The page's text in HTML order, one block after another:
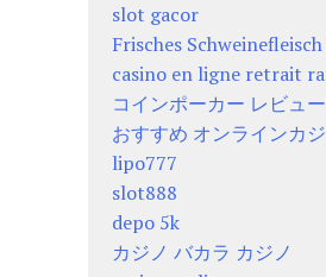
slot gacor
Frisches
casino en ligne retrait
コインポーカー レビュ
おすすめ オンラインカ
lipo777
slot888
depo 5k
カジノ バカラ カジノ